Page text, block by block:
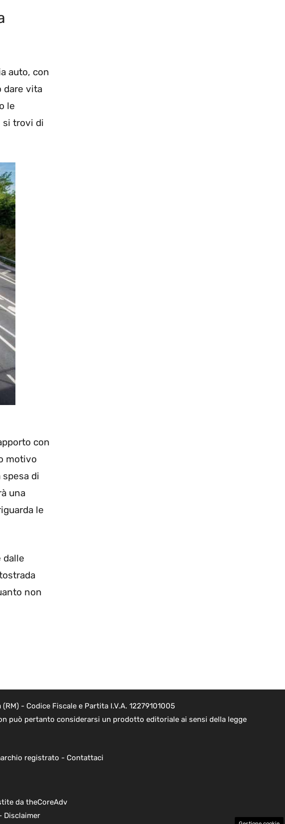
auto, con
dare vita
le
si trovi di
con
motivo
di
una
le
dalle
non
- Codice Fiscale e Partita I.V.A. 12279101005
può pertanto considerarsi un prodotto editoriale ai sensi della legge
registrato - Contattaci
da theCoreAdv
Disclaimer